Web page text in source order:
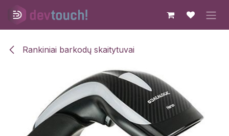
Skip to Content
Rankiniai barkodų skaitytuvai